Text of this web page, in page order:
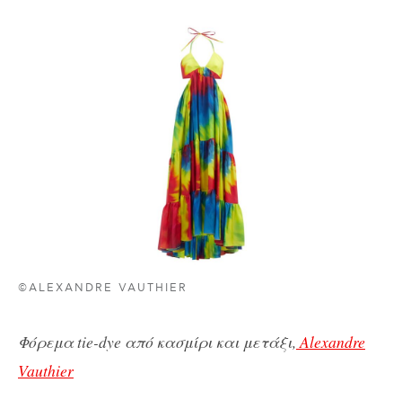
©ALEXANDRE VAUTHIER
Φόρεμα tie-dye από κασμίρι και μετάξι, Alexandre
Vauthier